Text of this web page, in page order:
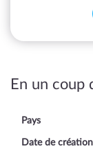
En un coup
Pays
Date de création